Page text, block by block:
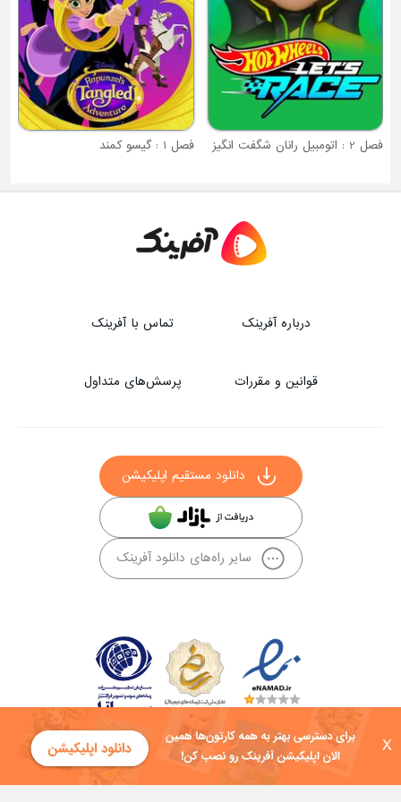
X
فصل 2 : اتومبیل رانان شگفت انگیز فصل 1 : گیسو کمند
درباره آفرینک تماس با آفرینک
قوانین و مقررات پرسش‌های متداول
دانلود مستقیم اپلیکیشن
سایر راه‌های دانلود آفرینک
کلیه حقوق این سایت به شرکت توسعه فناوی هفت آسمان توکان تعلق دارد و